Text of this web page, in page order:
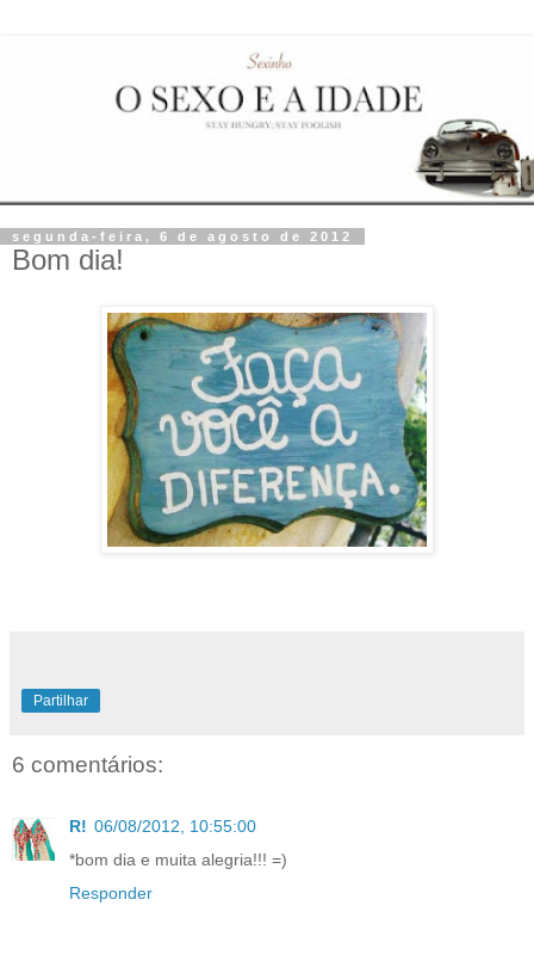
segunda-feira, 6 de agosto de 2012
Bom dia!
Partilhar
6 comentários:
R! 06/08/2012, 10:55:00
*bom dia e muita alegria!!! =)
Responder